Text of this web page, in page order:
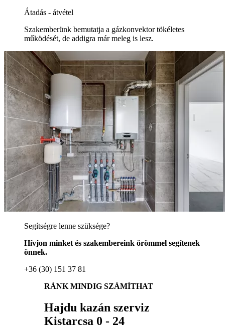
Átadás - átvétel
Szakemberünk bemutatja a gázkonvektor tökéletes
működését, de addigra már meleg is lesz.
Segítségre lenne szüksége?
Hívjon minket és szakembereink örömmel segítenek
önnek.
+36 (30) 151 37 81
RÁNK MINDIG SZÁMÍTHAT
Hajdu kazán szerviz
Kistarcsa 0 - 24